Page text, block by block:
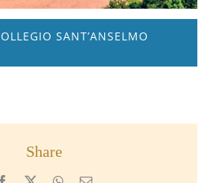
SANT’ANSELMO
Share
Facebook WhatsApp
Email